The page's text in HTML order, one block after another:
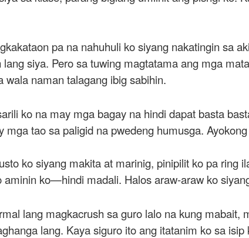
pa na nahuhuli ko siyang nakatingin sa
lang siya. Pero sa tuwing magtatama ang mga
wala naman talagang ibig sabihin.
ko na may mga bagay na hindi dapat basta
mga tao sa paligid na pwedeng humusga.
ko siyang makita at marinig, pinipilit ko pa ring
aminin ko—hindi madali. Halos araw-araw ko
lang magkacrush sa guro lalo na kung
lang. Kaya siguro ito ang itatanim ko sa isip